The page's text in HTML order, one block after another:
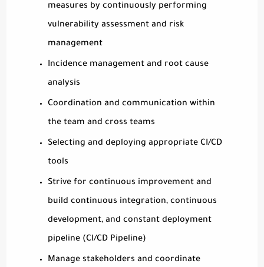
measures by continuously performing
vulnerability assessment and risk
management
Incidence management and root cause
analysis
Coordination and communication within
the team and cross teams
Selecting and deploying appropriate CI/CD
tools
Strive for continuous improvement and
build continuous integration, continuous
development, and constant deployment
pipeline (CI/CD Pipeline)
Manage stakeholders and coordinate